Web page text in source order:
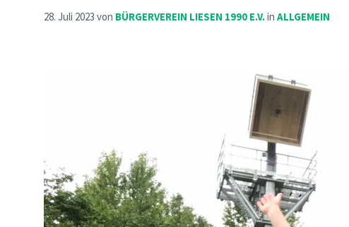
28. Juli 2023 von BÜRGERVEREIN LIESEN 1990 E.V.in ALLGEMEIN